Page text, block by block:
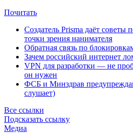
Почитать
Создатель Prisma даёт советы
точки зрения нанимателя
Обратная связь по
Зачем российский интернет
VPN для разработки — не
он нужен
ФСБ и Минздрав
слушает)
Все ссылки
Подсказать ссылку
Медиа